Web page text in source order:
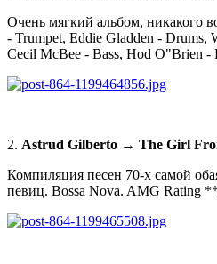
Очень мягкий альбом, никакого
- Trumpet, Eddie Gladden - Drums,
Cecil McBee - Bass, Hod O"Brien -
2. Astrud Gilberto → The Girl
Компиляция песен 70-х самой
певиц. Bossa Nova. AMG Rating